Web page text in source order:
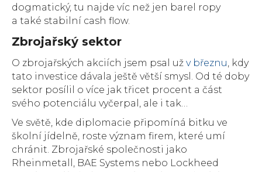
dogmatický, tu najde víc než jen barel ropy
a také stabilní cash flow.
Zbrojařský sektor
O zbrojařských akciích jsem psal už v březnu , kdy
tato investice dávala ještě větší smysl. Od té doby
sektor posílil o více jak třicet procent a část
svého potenciálu vyčerpal, ale i tak…
Ve světě, kde diplomacie připomíná bitku ve
školní jídelně, roste význam firem, které umí
chránit. Zbrojařské společnosti jako
Rheinmetall, BAE Systems nebo Lockheed